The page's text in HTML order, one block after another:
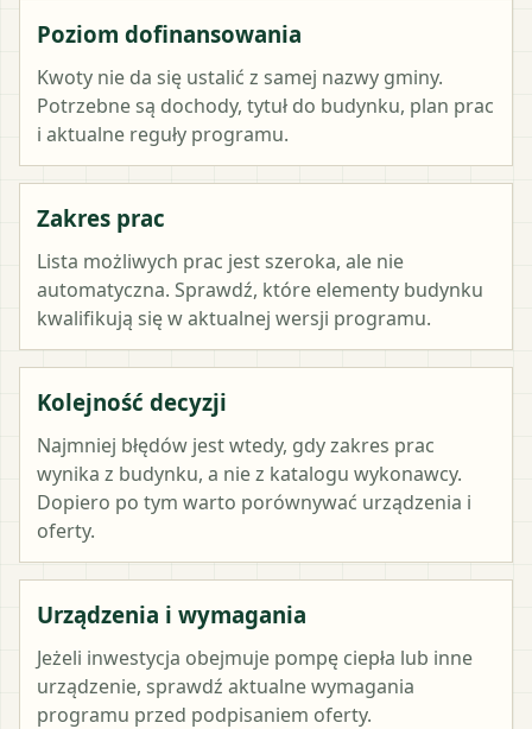
Poziom dofinansowania
Kwoty nie da się ustalić z samej nazwy gminy.
Potrzebne są dochody, tytuł do budynku, plan prac
i aktualne reguły programu.
Zakres prac
Lista możliwych prac jest szeroka, ale nie
automatyczna. Sprawdź, które elementy budynku
kwalifikują się w aktualnej wersji programu.
Kolejność decyzji
Najmniej błędów jest wtedy, gdy zakres prac
wynika z budynku, a nie z katalogu wykonawcy.
Dopiero po tym warto porównywać urządzenia i
oferty.
Urządzenia i wymagania
Jeżeli inwestycja obejmuje pompę ciepła lub inne
urządzenie, sprawdź aktualne wymagania
programu przed podpisaniem oferty.